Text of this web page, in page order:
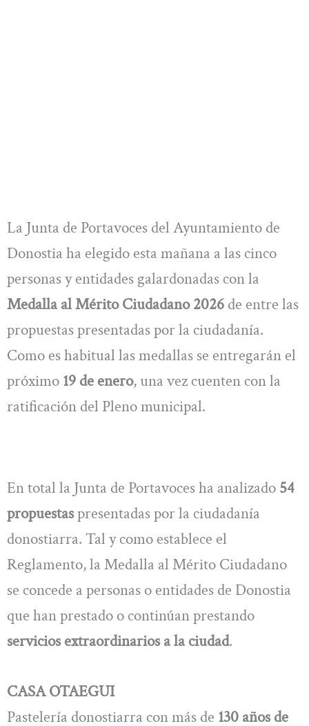
La Junta de Portavoces del Ayuntamiento de
Donostia ha elegido esta mañana a las cinco
personas y entidades galardonadas con la
Medalla al Mérito Ciudadano 2026 de entre las
propuestas presentadas por la ciudadanía.
Como es habitual las medallas se entregarán el
próximo 19 de enero, una vez cuenten con la
ratificación del Pleno municipal.
En total la Junta de Portavoces ha analizado 54
propuestaspresentadas por la ciudadanía
donostiarra. Tal y como establece el
Reglamento, la Medalla al Mérito Ciudadano
se concede a personas o entidades de Donostia
que han prestado o continúan prestando
servicios extraordinarios a la ciudad.
CASA OTAEGUI
Pastelería donostiarra con más de 130 años de